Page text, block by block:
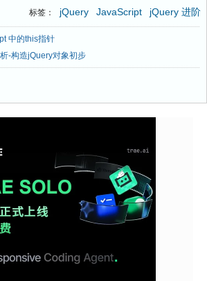
标签： jQuery JavaScript jQuery 进阶
中的this指针
-构造jQuery对象初步